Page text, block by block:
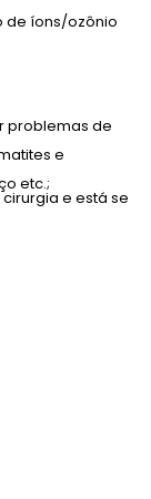
de íons/ozônio
problemas de
e
etc.;
e está se